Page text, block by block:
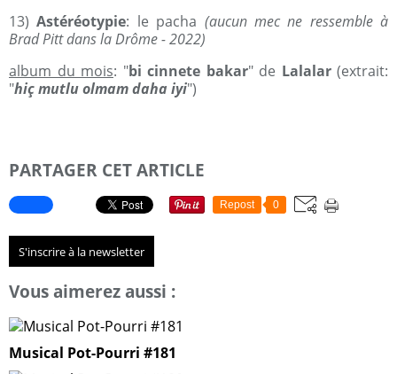
13) Astéréotypie: le pacha (aucun mec ne ressemble à
Brad Pitt dans la Drôme - 2022)
album du mois: "bi cinnete bakar" de Lalalar(extrait:
"hiç mutlu olmam daha iyi")
PARTAGER CET ARTICLE
Repost 0
S'inscrire à la newsletter
Vous aimerez aussi :
Musical Pot-Pourri #181